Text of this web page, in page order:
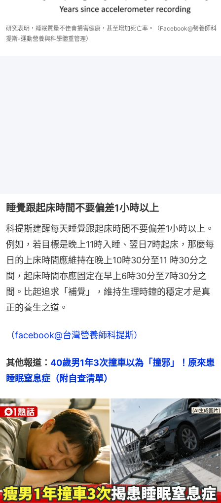
研究表明，睡眠質量不佳會損害健康，甚至增加死亡率。（Facebook@營養師科
提斯-運動營養與科學體重管理）
睡覺跟起床時間不要偏差1小時以上
科提斯建醒每天睡覺跟起床時間不要偏差1小時以上。
例如，若目標是晚上11時入睡、翌日7時起床，那麼每
日的上床時間應維持在晚上10時30分至11 時30分之
間，起床時間亦應固定在早上6時30分至7時30分之
間。比起追求「補覺」，維持生理時鐘的穩定才是真
正的養生之道。
（facebook@台灣營養師科提斯）
其他報道： 40歲男1年3次撞車以為「撞邪」！原來患
睡眠窒息症（附自查清單）